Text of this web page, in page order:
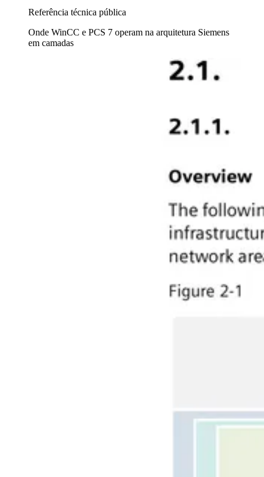
Referência técnica pública
Onde WinCC e PCS 7 operam na arquitetura Siemens
em camadas